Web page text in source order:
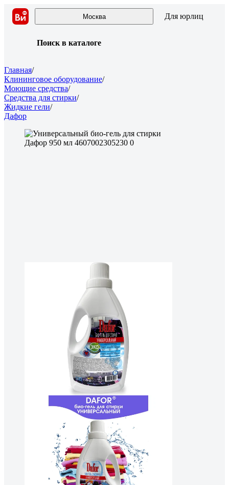
Москва Для юрлиц
Поиск в каталоге
Главная/
Клининговое оборудование/
Моющие средства/
Средства для стирки/
Жидкие гели/
Дафор